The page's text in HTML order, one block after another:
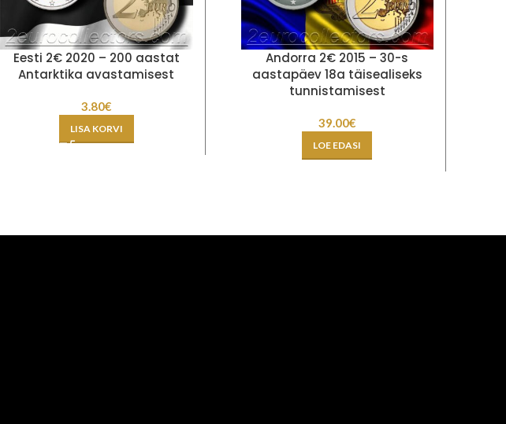
Eesti 2€ 2020 – 200 aastat
Antarktika avastamisest
3.80€
LISA KORVI
Andorra 2€ 2015 – 30-s
aastapäev 18a täisealiseks
tunnistamisest
39.00€
LOE EDASI